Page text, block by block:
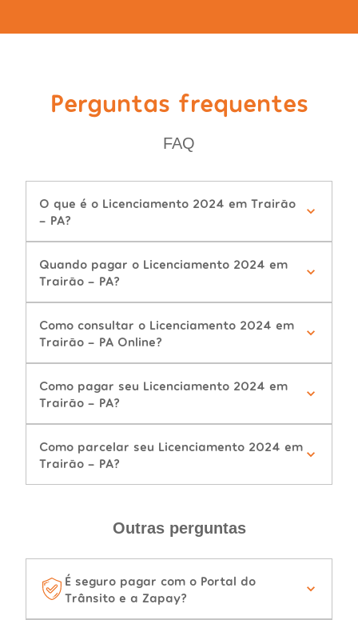
Perguntas frequentes
FAQ
O que é o Licenciamento 2024 em Trairão
- PA?
Quando pagar o Licenciamento 2024 em
Trairão - PA?
Como consultar o Licenciamento 2024 em
Trairão - PA Online?
Como pagar seu Licenciamento 2024 em
Trairão - PA?
Como parcelar seu Licenciamento 2024 em
Trairão - PA?
Outras perguntas
É seguro pagar com o Portal do
Trânsito e a Zapay?